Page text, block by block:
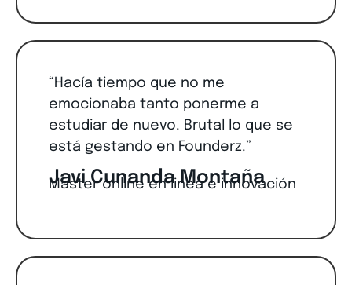
“Hacía tiempo que no me
emocionaba tanto ponerme a
estudiar de nuevo. Brutal lo que se
está gestando en Founderz.”
Javi Cunanda Montaña
Master online en linea e innovación